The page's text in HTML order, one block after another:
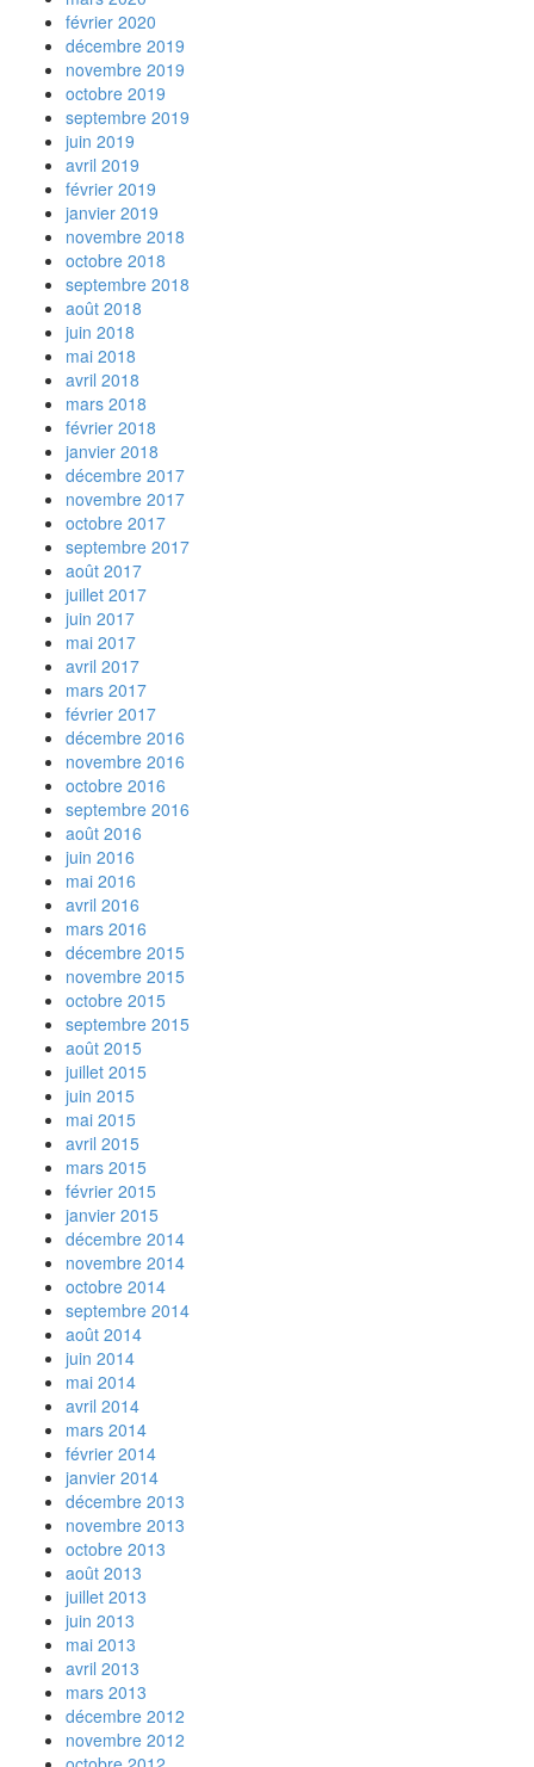
février 2020
décembre 2019
novembre 2019
octobre 2019
septembre 2019
juin 2019
avril 2019
février 2019
janvier 2019
novembre 2018
octobre 2018
septembre 2018
août 2018
juin 2018
mai 2018
avril 2018
mars 2018
février 2018
janvier 2018
décembre 2017
novembre 2017
octobre 2017
septembre 2017
août 2017
juillet 2017
juin 2017
mai 2017
avril 2017
mars 2017
février 2017
décembre 2016
novembre 2016
octobre 2016
septembre 2016
août 2016
juin 2016
mai 2016
avril 2016
mars 2016
décembre 2015
novembre 2015
octobre 2015
septembre 2015
août 2015
juillet 2015
juin 2015
mai 2015
avril 2015
mars 2015
février 2015
janvier 2015
décembre 2014
novembre 2014
octobre 2014
septembre 2014
août 2014
juin 2014
mai 2014
avril 2014
mars 2014
février 2014
janvier 2014
décembre 2013
novembre 2013
octobre 2013
août 2013
juillet 2013
juin 2013
mai 2013
avril 2013
mars 2013
décembre 2012
novembre 2012